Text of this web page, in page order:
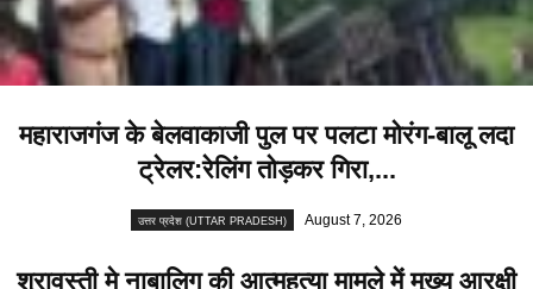
महाराजगंज के बेलवाकाजी पुल पर पलटा मोरंग-बालू लदा
ट्रेलर:रेलिंग तोड़कर गिरा,...
उत्तर प्रदेश (UTTAR PRADESH) August 7, 2026
श्रावस्ती मे नाबालिग की आत्महत्या मामले में मुख्य आरक्षी